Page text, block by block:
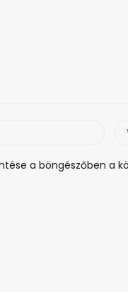
a böngészőben a